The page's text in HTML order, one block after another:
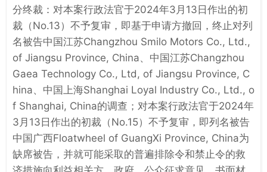
分终裁：对本案行政法官于2024年3月13日作出的初
裁（No.13）不予复审，即基于申请方撤回，终止对列
名被告中国江苏Changzhou Smilo Motors Co., Ltd.,
of Jiangsu Province, China、中国江苏Changzhou
Gaea Technology Co., Ltd, of Jiangsu Province, C
hina、中国上海Shanghai Loyal Industry Co., Ltd., o
f Shanghai, China的调查；对本案行政法官于2024年
3月13日作出的初裁（No.15）不予复审，即列名被告
中国广西Floatwheel of GuangXi Province, China为
缺席被告，并就可能采取的普遍排除令和禁止令的救